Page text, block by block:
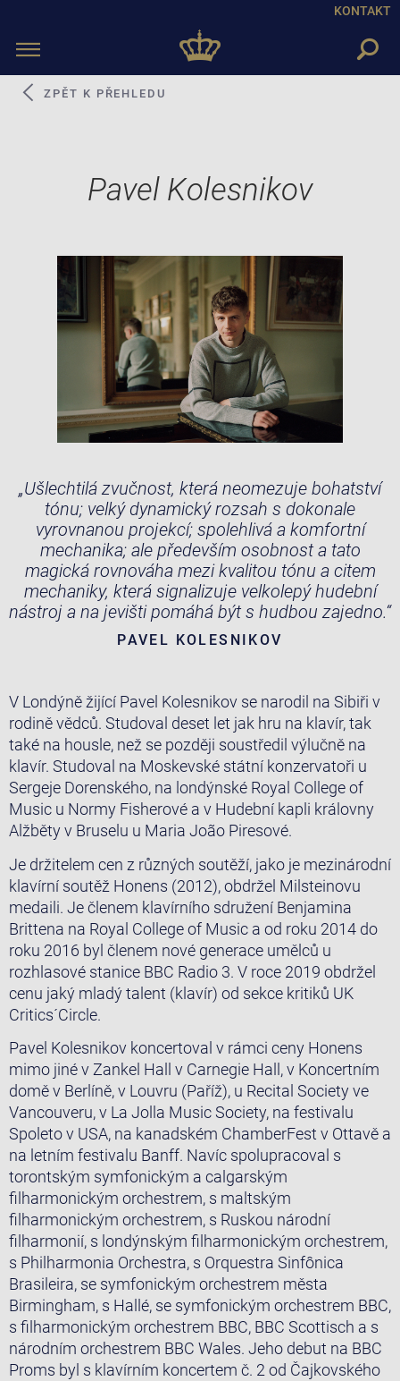
KONTAKT
Toggle
Pavel Kolesnikov
ZPĚT K PŘEHLEDU
„Ušlechtilá zvučnost, která neomezuje bohatství
tónu; velký dynamický rozsah s dokonale
vyrovnanou projekcí; spolehlivá a komfortní
mechanika; ale především osobnost a tato
magická rovnováha mezi kvalitou tónu a citem
mechaniky, která signalizuje velkolepý hudební
nástroj a na jevišti pomáhá být s hudbou zajedno.“
PAVEL KOLESNIKOV
V Londýně žijící Pavel Kolesnikov se narodil na Sibiři v
rodině vědců. Studoval deset let jak hru na klavír, tak
také na housle, než se později soustředil výlučně na
klavír. Studoval na Moskevské státní konzervatoři u
Sergeje Dorenského, na londýnské Royal College of
Music u Normy Fisherové a v Hudební kapli královny
Alžběty v Bruselu u Maria João Piresové.
Je držitelem cen z různých soutěží, jako je mezinárodní
klavírní soutěž Honens (2012), obdržel Milsteinovu
medaili. Je členem klavírního sdružení Benjamina
Brittena na Royal College of Music a od roku 2014 do
roku 2016 byl členem nové generace umělců u
rozhlasové stanice BBC Radio 3. V roce 2019 obdržel
cenu jaký mladý talent (klavír) od sekce kritiků UK
Critics´Circle.
Pavel Kolesnikov koncertoval v rámci ceny Honens
mimo jiné v Zankel Hall v Carnegie Hall, v Koncertním
domě v Berlíně, v Louvru (Paříž), u Recital Society ve
Vancouveru, v La Jolla Music Society, na festivalu
Spoleto v USA, na kanadském ChamberFest v Ottavě a
na letním festivalu Banff. Navíc spolupracoval s
torontským symfonickým a calgarským
filharmonickým orchestrem, s maltským
filharmonickým orchestrem, s Ruskou národní
filharmonií, s londýnským filharmonickým orchestrem,
s Philharmonia Orchestra, s Orquestra Sinfônica
Brasileira, se symfonickým orchestrem města
Birmingham, s Hallé, se symfonickým orchestrem BBC,
s filharmonickým orchestrem BBC, BBC Scottisch a s
národním orchestrem BBC Wales. Jeho debut na BBC
Proms byl s klavírním koncertem č. 2 od Čajkovského